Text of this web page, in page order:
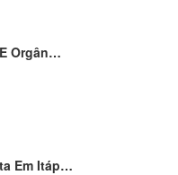
Orgân…
Em Itáp…